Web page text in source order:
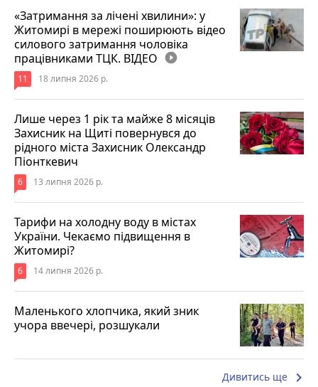
«Затримання за лічені хвилини»: у
Житомирі в мережі поширюють відео
силового затримання чоловіка
працівниками ТЦК. ВІДЕО play_circle_filled
11 18 липня 2026 р.
Лише через 1 рік та майже 8 місяців
Захисник на Щиті повернувся до
рідного міста Захисник Олександр
Піонткевич
6 13 липня 2026 р.
Тарифи на холодну воду в містах
України. Чекаємо підвищення в
Житомирі?
6 14 липня 2026 р.
Маленького хлопчика, який зник
учора ввечері, розшукали
Дивитись ще keyboard_arrow_right